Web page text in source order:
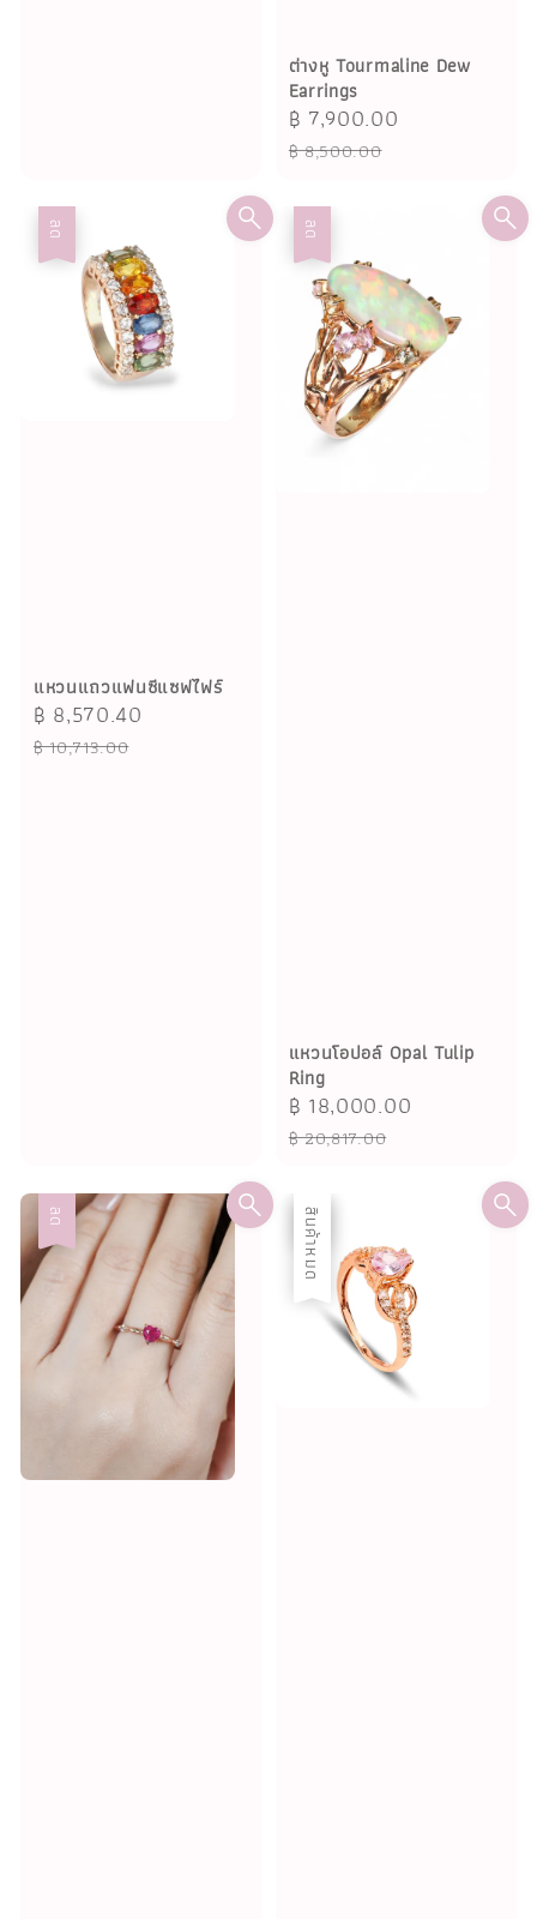
ต่างหู Tourmaline Dew
Earrings
Sale
price
฿ 7,900.00
฿ 8,500.00
ลด
แหวนแถวแฟนซีแซฟไฟร์
Sale
price
฿ 8,570.40
฿ 10,713.00
ลด
แหวนโอปอล์ Opal Tulip
Ring
Sale
price
฿ 18,000.00
฿ 20,817.00
ลด ลด
สินค้าหมด